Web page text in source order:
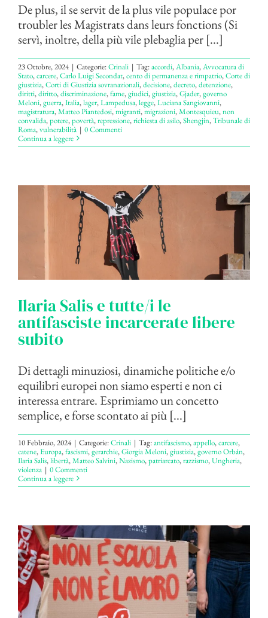
De plus, il se servit de la plus vile populace por
troubler les Magistrats dans leurs fonctions (Si
servì, inoltre, della più vile plebaglia per [...]
23 Ottobre, 2024 | Categorie:Crinali | Tag:accordi,Albania,Avvocatura di
Stato,carcere,Carlo Luigi Secondat,cento di permanenza e rimpatrio,Corte di
giustizia,Corti di Giustizia sovranazionali,decisione,decreto,detenzione,
diritti,diritto,discriminazione,fame,giudici,giustizia,Gjader,governo
Meloni,guerra,Italia,lager,Lampedusa,legge,Luciana Sangiovanni,
magistratura,Matteo Piantedosi,migranti,migrazioni,Montesquieu,non
convalida,potere,povertà,repressione,richiesta di asilo,Shengjin,Tribunale di
Roma,vulnerabilità | 0 Commenti
Continua a leggere
Ilaria Salis e tutte/i le
antifasciste incarcerate libere
subito
Di dettagli minuziosi, dinamiche politiche e/o
equilibri europei non siamo esperti e non ci
interessa entrare. Esprimiamo un concetto
semplice, e forse scontato ai più [...]
10 Febbraio, 2024 | Categorie:Crinali | Tag:antifascismo,appello,carcere,
catene,Europa,fascismi,gerarchie,Giorgia Meloni,giustizia,governo Orbán,
Ilaria Salis,libertà,Matteo Salvini,Nazismo,patriarcato,razzismo,Ungheria,
violenza | 0 Commenti
Continua a leggere